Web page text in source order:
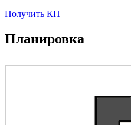
Получить КП
Планировка